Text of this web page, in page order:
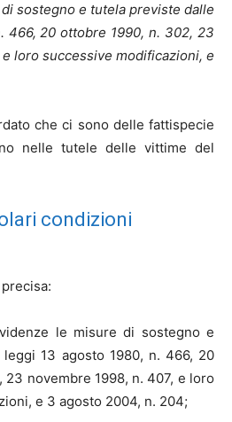
sostegno e tutela previste dalle
466, 20 ottobre 1990, n. 302, 23
loro successive modificazioni, e
che ci sono delle fattispecie
nelle tutele delle vittime del
condizioni
le misure di sostegno e
13 agosto 1980, n. 466, 20
novembre 1998, n. 407, e loro
e 3 agosto 2004, n. 204;